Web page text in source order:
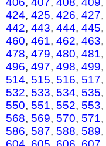
424, 425, 426, 427,
442, 443, 444, 445,
460, 461, 462, 463,
478, 479, 480, 481,
496, 497, 498, 499,
514, 515, 516, 517,
532, 533, 534, 535,
550, 551, 552, 553,
568, 569, 570, 571,
586, 587, 588, 589,